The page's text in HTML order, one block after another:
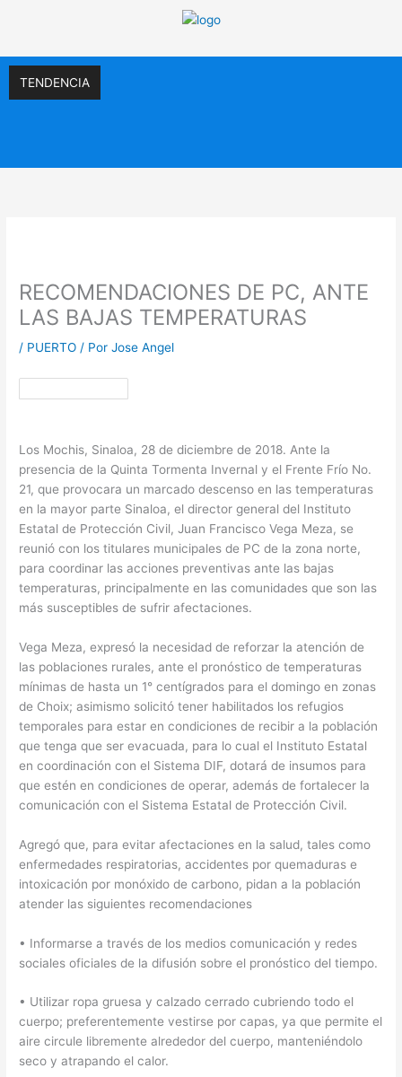
TENDENCIA
RECOMENDACIONES DE PC, ANTE
LAS BAJAS TEMPERATURAS
/ PUERTO / PorJose Angel
Los Mochis, Sinaloa, 28 de diciembre de 2018. Ante la
presencia de la Quinta Tormenta Invernal y el Frente Frío No.
21, que provocara un marcado descenso en las temperaturas
en la mayor parte Sinaloa, el director general del Instituto
Estatal de Protección Civil, Juan Francisco Vega Meza, se
reunió con los titulares municipales de PC de la zona norte,
para coordinar las acciones preventivas ante las bajas
temperaturas, principalmente en las comunidades que son las
más susceptibles de sufrir afectaciones.
Vega Meza, expresó la necesidad de reforzar la atención de
las poblaciones rurales, ante el pronóstico de temperaturas
mínimas de hasta un 1° centígrados para el domingo en zonas
de Choix; asimismo solicitó tener habilitados los refugios
temporales para estar en condiciones de recibir a la población
que tenga que ser evacuada, para lo cual el Instituto Estatal
en coordinación con el Sistema DIF, dotará de insumos para
que estén en condiciones de operar, además de fortalecer la
comunicación con el Sistema Estatal de Protección Civil.
Agregó que, para evitar afectaciones en la salud, tales como
enfermedades respiratorias, accidentes por quemaduras e
intoxicación por monóxido de carbono, pidan a la población
atender las siguientes recomendaciones
• Informarse a través de los medios comunicación y redes
sociales oficiales de la difusión sobre el pronóstico del tiempo.
• Utilizar ropa gruesa y calzado cerrado cubriendo todo el
cuerpo; preferentemente vestirse por capas, ya que permite el
aire circule libremente alrededor del cuerpo, manteniéndolo
seco y atrapando el calor.